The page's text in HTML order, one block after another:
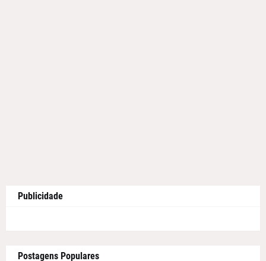
Publicidade
Postagens Populares